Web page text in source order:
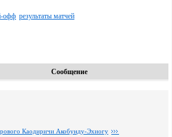
офф результаты матчей
Сообщение
Каодиричи Акобунду-Эхиогу